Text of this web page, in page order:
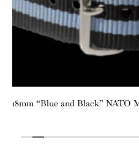
18mm “Blue and Black”